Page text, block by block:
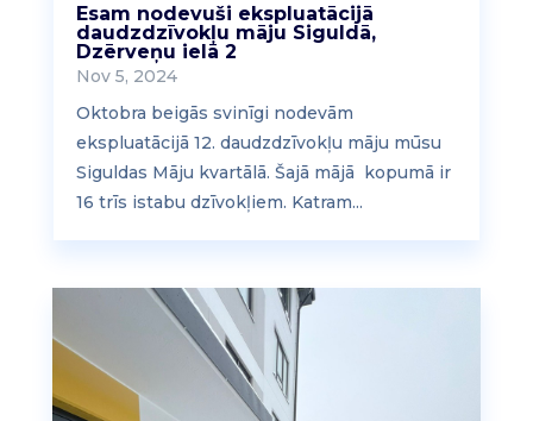
Esam nodevuši ekspluatācijā
daudzdzīvokļu māju Siguldā,
Dzērveņu ielā 2
Nov 5, 2024
Oktobra beigās svinīgi nodevām
ekspluatācijā 12. daudzdzīvokļu māju mūsu
Siguldas Māju kvartālā. Šajā mājā kopumā ir
16 trīs istabu dzīvokļiem. Katram...